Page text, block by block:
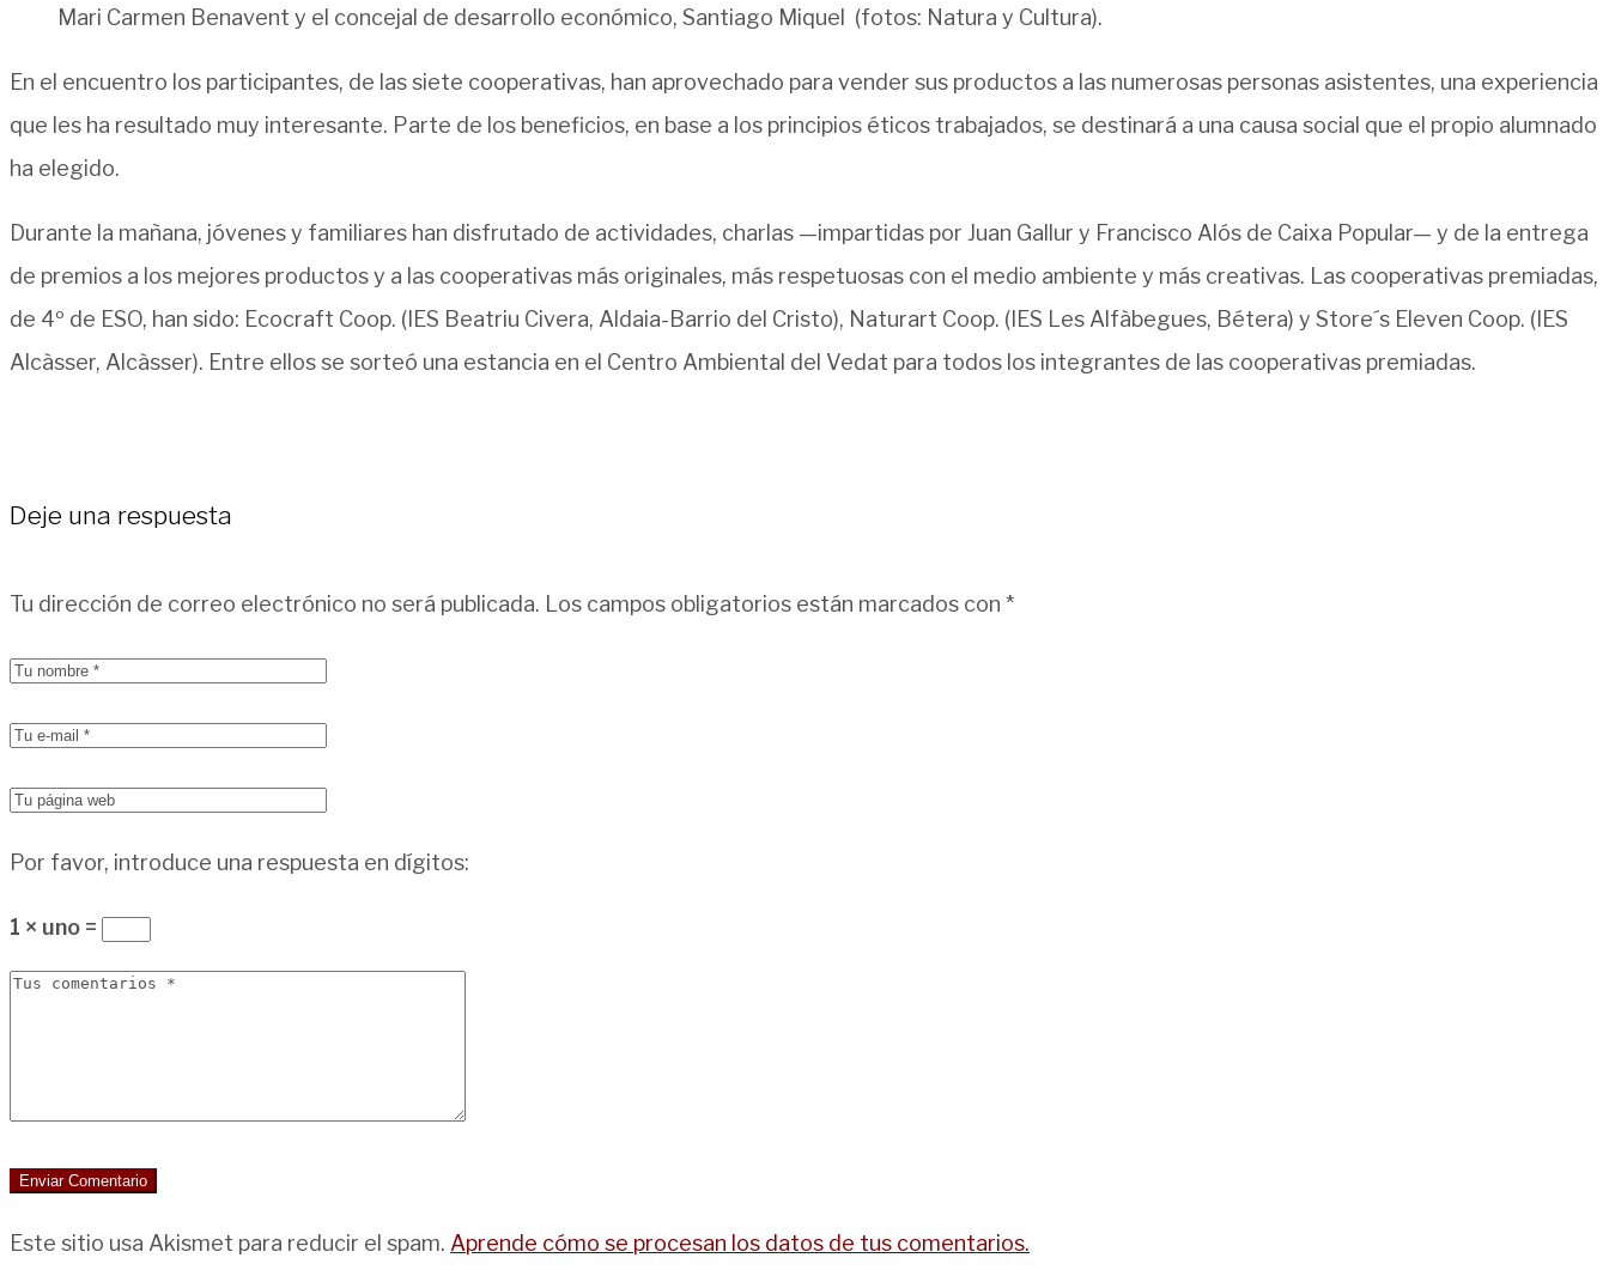
Mari Carmen Benavent y el concejal de desarrollo económico, Santiago Miquel (fotos: Natura y Cultura).
En el encuentro los participantes, de las siete cooperativas, han aprovechado para vender sus productos a las numerosas personas asistentes, una experiencia
que les ha resultado muy interesante. Parte de los beneficios, en base a los principios éticos trabajados, se destinará a una causa social que el propio alumnado
ha elegido.
Durante la mañana, jóvenes y familiares han disfrutado de actividades, charlas —impartidas por Juan Gallur y Francisco Alós de Caixa Popular— y de la entrega
de premios a los mejores productos y a las cooperativas más originales, más respetuosas con el medio ambiente y más creativas. Las cooperativas premiadas,
de 4º de ESO, han sido: Ecocraft Coop. (IES Beatriu Civera, Aldaia-Barrio del Cristo), Naturart Coop. (IES Les Alfàbegues, Bétera) y Store´s Eleven Coop. (IES
Alcàsser, Alcàsser). Entre ellos se sorteó una estancia en el Centro Ambiental del Vedat para todos los integrantes de las cooperativas premiadas.
Deje una respuesta
Tu dirección de correo electrónico no será publicada. Los campos obligatorios están marcados con *
Por favor, introduce una respuesta en dígitos:
1 × uno =
Este sitio usa Akismet para reducir el spam. Aprende cómo se procesan los datos de tus comentarios.